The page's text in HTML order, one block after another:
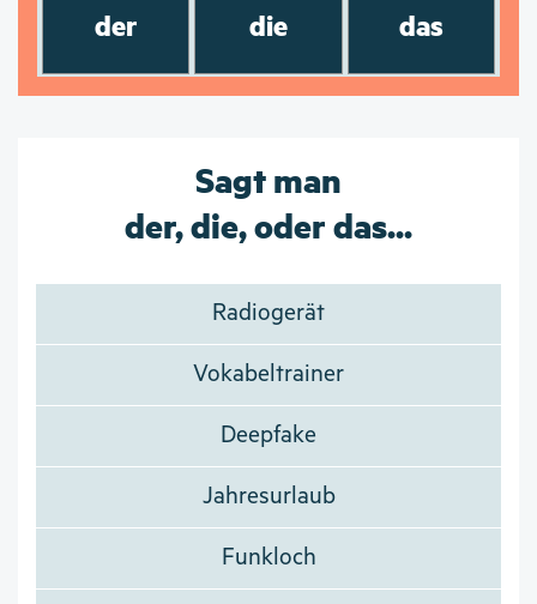
der die das
Sagt man
der, die, oder das...
Radiogerät
Vokabeltrainer
Deepfake
Jahresurlaub
Funkloch